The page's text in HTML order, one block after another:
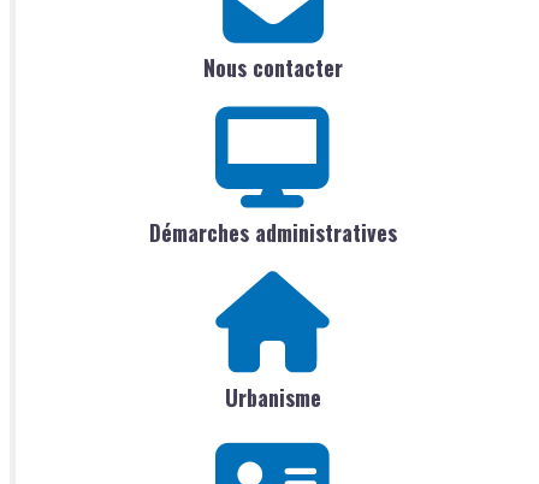
Nous contacter
Démarches administratives
Urbanisme